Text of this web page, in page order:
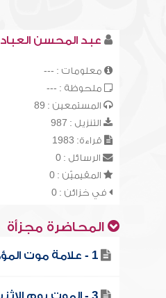
عبد المحسن العباد
معلومات : ---
ملحوظة : ---
المستمعين : 89
التنزيل : 987
قراءة: 1983
الرسائل : 0
المقيميّن : 0
في خزائن : 0
المحاضرة مجزأة
1 - علامة موت المؤمن